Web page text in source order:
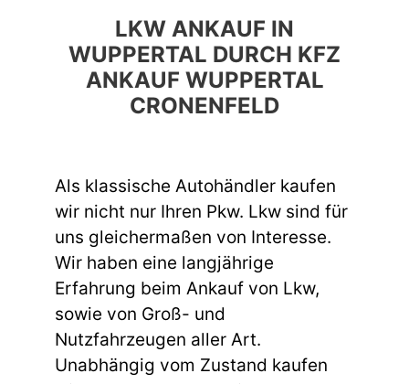
LKW ANKAUF IN
WUPPERTAL DURCH KFZ
ANKAUF WUPPERTAL
CRONENFELD
Als klassische Autohändler kaufen
wir nicht nur Ihren Pkw. Lkw sind für
uns gleichermaßen von Interesse.
Wir haben eine langjährige
Erfahrung beim Ankauf von Lkw,
sowie von Groß- und
Nutzfahrzeugen aller Art.
Unabhängig vom Zustand kaufen